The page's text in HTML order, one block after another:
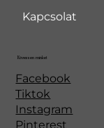
Kapcsolat
Facebook
Tiktok
Instagram
Pinterest
Kövessen minket